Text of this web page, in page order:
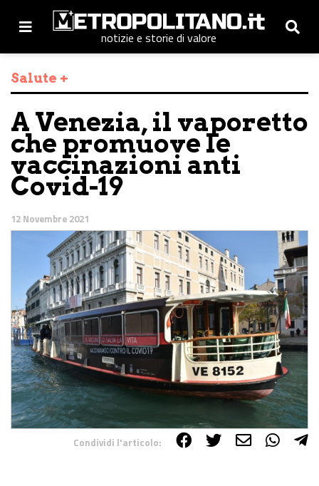
notizie e storie di valore
Salute +
A Venezia, il vaporetto
che promuove le
vaccinazioni anti
Covid-19
12 Novembre 2021
Condividi l'articolo: